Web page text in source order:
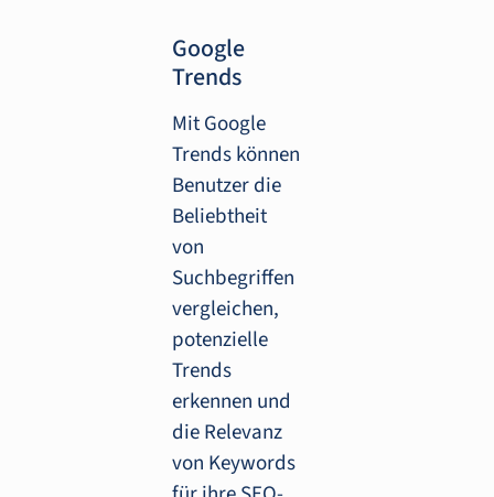
Google
Trends
Mit Google
Trends können
Benutzer die
Beliebtheit
von
Suchbegriffen
vergleichen,
potenzielle
Trends
erkennen und
die Relevanz
von Keywords